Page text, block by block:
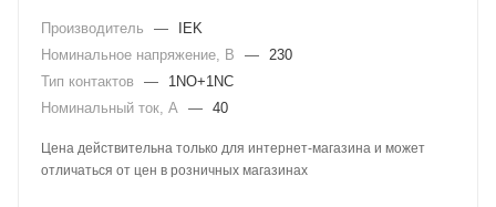
Производитель —
IEK
Номинальное напряжение, В
— 230
Тип контактов
—
1NO+1NC
Номинальный ток, А — 40
Цена действительна только для интернет-магазина и может
отличаться от цен в розничных магазинах